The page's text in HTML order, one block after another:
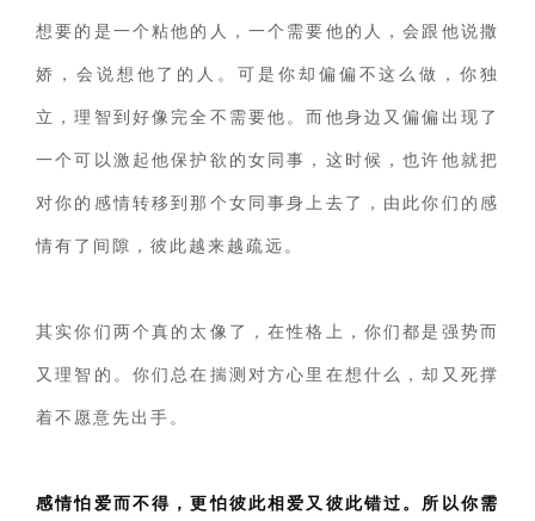
想要的是一个粘他的人，一个需要他的人，会跟他说撒
娇，会说想他了的人。可是你却偏偏不这么做，你独
立，理智到好像完全不需要他。而他身边又偏偏出现了
一个可以激起他保护欲的女同事，这时候，也许他就把
对你的感情转移到那个女同事身上去了，由此你们的感
情有了间隙，彼此越来越疏远。
其实你们两个真的太像了，在性格上，你们都是强势而
又理智的。你们总在揣测对方心里在想什么，却又死撑
着不愿意先出手。
感情怕爱而不得，更怕彼此相爱又彼此错过。所以你需